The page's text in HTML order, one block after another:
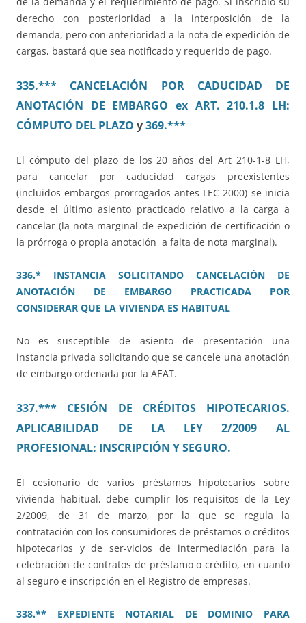
derecho con posterioridad a la interposición de la
demanda, pero con anterioridad a la nota de expedición de
cargas, bastará que sea notificado y requerido de pago.
335.*** CANCELACIÓN POR CADUCIDAD DE
ANOTACIÓN DE EMBARGO ex ART. 210.1.8 LH:
CÓMPUTO DEL PLAZO y369.***
El cómputo del plazo de los 20 años del Art 210-1-8 LH,
para cancelar por caducidad cargas preexistentes
(incluidos embargos prorrogados antes LEC-2000) se inicia
desde el último asiento practicado relativo a la carga a
cancelar (la nota marginal de expedición de certificación o
la prórroga o propia anotación a falta de nota marginal).
336.* INSTANCIA SOLICITANDO CANCELACIÓN DE
ANOTACIÓN DE EMBARGO PRACTICADA POR
CONSIDERAR QUE LA VIVIENDA ES HABITUAL
No es susceptible de asiento de presentación una
instancia privada solicitando que se cancele una anotación
de embargo ordenada por la AEAT.
337.*** CESIÓN DE CRÉDITOS HIPOTECARIOS.
APLICABILIDAD DE LA LEY 2/2009 AL
PROFESIONAL: INSCRIPCIÓN Y SEGURO.
El cesionario de varios préstamos hipotecarios sobre
vivienda habitual, debe cumplir los requisitos de la Ley
2/2009, de 31 de marzo, por la que se regula la
contratación con los consumidores de préstamos o créditos
hipotecarios y de ser-vicios de intermediación para la
celebración de contratos de préstamo o crédito, en cuanto
al seguro e inscripción en el Registro de empresas.
338.** EXPEDIENTE NOTARIAL DE DOMINIO PARA